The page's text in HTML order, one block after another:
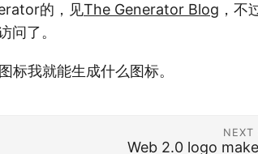
的，见The Generator Blog ，不
问了。
标我就能生成什么图标。
NEXT
Web 2.0 logo